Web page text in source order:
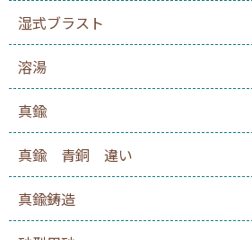
湿式ブラスト
溶湯
真鍮
真鍮 青銅 違い
真鍮鋳造